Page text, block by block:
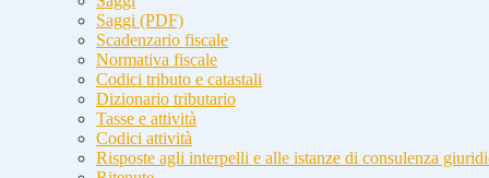
Saggi (PDF)
Scadenzario fiscale
Normativa fiscale
Codici tributo e catastali
Dizionario tributario
Tasse e attività
Codici attività
Risposte agli interpelli e alle istanze di consulenza